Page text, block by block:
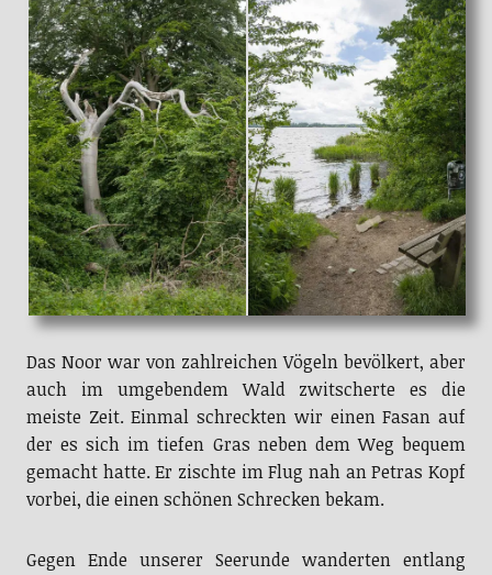
Das Noor war von zahlreichen Vögeln bevölkert, aber
auch im umgebendem Wald zwitscherte es die
meiste Zeit. Einmal schreckten wir einen Fasan auf
der es sich im tiefen Gras neben dem Weg bequem
gemacht hatte. Er zischte im Flug nah an Petras Kopf
vorbei, die einen schönen Schrecken bekam.
Gegen Ende unserer Seerunde wanderten entlang